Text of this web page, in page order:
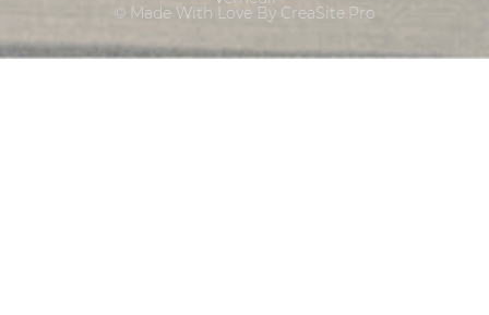
© Made With Love By CreaSite.Pro